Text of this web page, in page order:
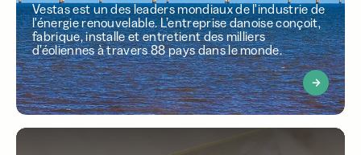
Vestas est un des leaders mondiaux de l'industrie de
l'énergie renouvelable. L’entreprise danoise conçoit,
fabrique, installe et entretient des milliers
d’éoliennes à travers 88 pays dans le monde.